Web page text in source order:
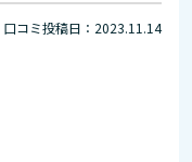
口コミ投稿日：2023.11.14